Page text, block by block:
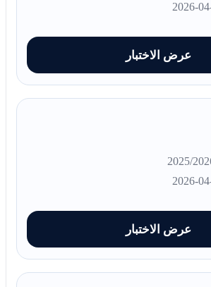
عرض الاختبار
عرض الاختبار